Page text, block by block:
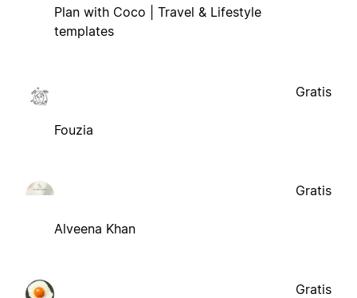
Plan with Coco | Travel & Lifestyle
templates
Fouzia
Gratis
Alveena Khan
Gratis
Gratis